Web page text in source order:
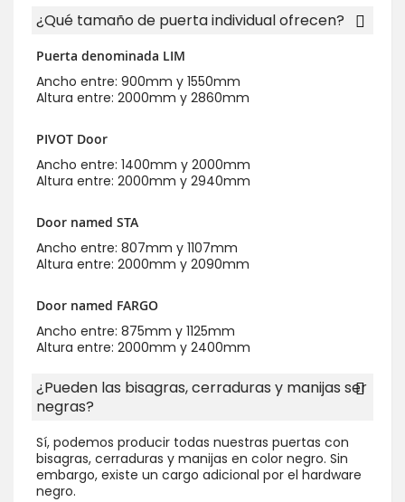
¿Qué tamaño de puerta individual ofrecen?
Puerta denominada LIM
Ancho entre: 900mm y 1550mm
Altura entre: 2000mm y 2860mm
PIVOT Door
Ancho entre: 1400mm y 2000mm
Altura entre: 2000mm y 2940mm
Door named STA
Ancho entre: 807mm y 1107mm
Altura entre: 2000mm y 2090mm
Door named FARGO
Ancho entre: 875mm y 1125mm
Altura entre: 2000mm y 2400mm
¿Pueden las bisagras, cerraduras y manijas ser
negras?
Sí, podemos producir todas nuestras puertas con
bisagras, cerraduras y manijas en color negro. Sin
embargo, existe un cargo adicional por el hardware
negro.